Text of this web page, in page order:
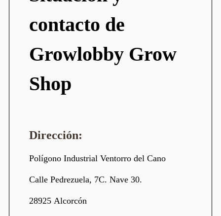
contacto de
Growlobby Grow
Shop
Dirección:
Polígono Industrial Ventorro del Cano
Calle Pedrezuela, 7C. Nave 30.
28925 Alcorcón